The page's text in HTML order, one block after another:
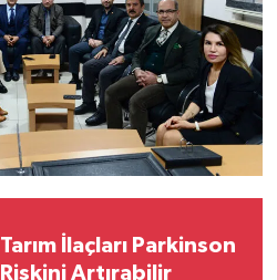
Tarım İlaçları Parkinson
Riskini Artırabilir